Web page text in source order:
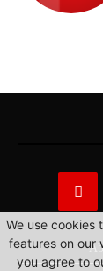
We use cookies
features on our
you agree to